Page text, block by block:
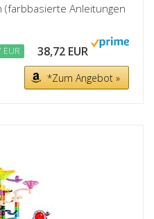
(farbbasierte Anleitungen
EUR 38,72 EUR
*Zum Angebot »